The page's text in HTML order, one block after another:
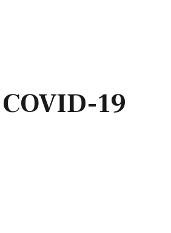
19